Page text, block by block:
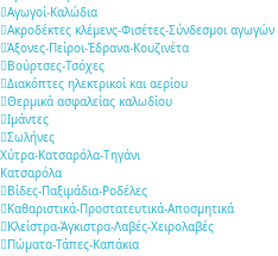
Αγωγοί-Καλώδια
Ακροδέκτες κλέμενς-Φισέτες-Σύνδεσμοι αγωγών
Άξονες-Πείροι-Έδρανα-Κουζινέτα
Βούρτσες-Τσόχες
Διακόπτες ηλεκτρικοί και αερίου
Θερμικά ασφαλείας καλωδίου
Ιμάντες
Σωλήνες
Χύτρα-Κατσαρόλα-Τηγάνι
Κατσαρόλα
Βίδες-Παξιμάδια-Ροδέλες
Καθαριστικά-Προστατευτικά-Αποσμητικά
Κλείστρα-Άγκιστρα-Λαβές-Χειρολαβές
Πώματα-Τάπες-Καπάκια